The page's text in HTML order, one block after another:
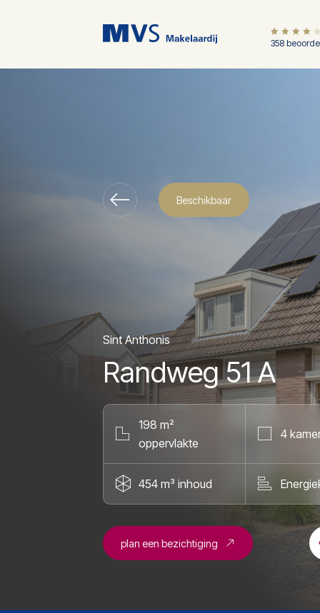
358
Beschikbaar
Sint Anthonis
Randweg 51 A
198 m²
oppervlakte
4
454 m³ inhoud
plan een bezichtiging